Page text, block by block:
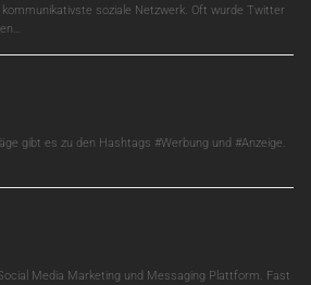
soziale Netzwerk. Oft wurde Twitter
gibt es zu den Hashtags #Werbung und #Anzeige.
Media Marketing und Messaging Plattform. Fast